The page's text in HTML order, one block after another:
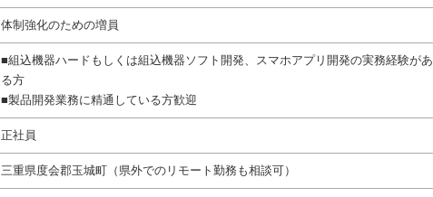
体制強化のための増員
■組込機器ハードもしくは組込機器ソフト開発、スマホアプリ開発の実務経験があ
る方
■製品開発業務に精通している方歓迎
正社員
三重県度会郡玉城町（県外でのリモート勤務も相談可）